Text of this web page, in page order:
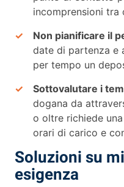
incomprensioni tra
Non pianificare il
date di partenza e
per tempo un
Sottovalutare i
dogana da
o oltre richiede
orari di carico e
Soluzioni su
esigenza